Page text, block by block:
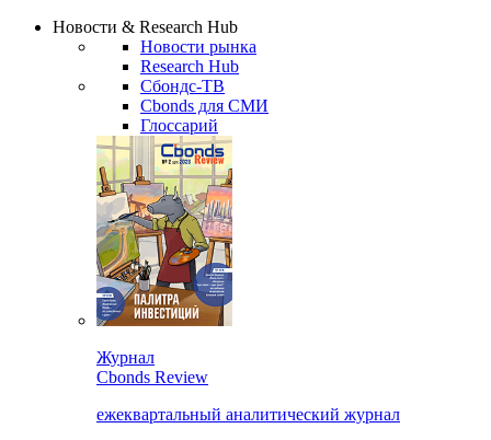
Новости & Research Hub
Новости рынка
Research Hub
Сбондс-ТВ
Cbonds для СМИ
Глоссарий
Журнал
Cbonds Review
ежеквартальный аналитический журнал